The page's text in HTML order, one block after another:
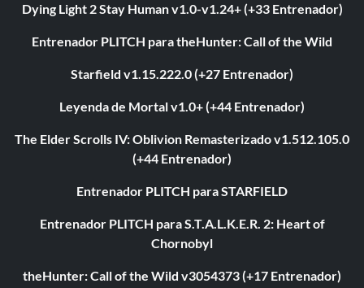
Dying Light 2 Stay Human v1.0-v1.24+ (+33 Entrenador)
Entrenador PLITCH para theHunter: Call of the Wild
Starfield v1.15.222.0 (+27 Entrenador)
Leyenda de Mortal v1.0+ (+44 Entrenador)
The Elder Scrolls IV: Oblivion Remasterizado v1.512.105.0
(+44 Entrenador)
Entrenador PLITCH para STARFIELD
Entrenador PLITCH para S.T.A.L.K.E.R. 2: Heart of
Chornobyl
theHunter: Call of the Wild v3054373 (+17 Entrenador)